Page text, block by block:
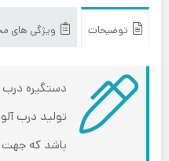
توضیحات ویژگی های
تولید درب
باشد که جهت